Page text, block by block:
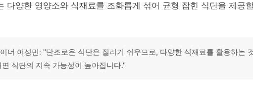
다양한 영양소와 식재료를 조화롭게 섞어 균형 잡힌 식단을 제공
너 이성민: "단조로운 식단은 질리기 쉬우므로, 다양한 식재료를 활용하는
식단의 지속 가능성이 높아집니다."